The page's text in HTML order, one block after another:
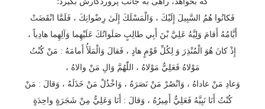
فَكانُوا هُمُ السَّبِيلَ إِلَيْكَ ، وَالْمَسْلَكَ إِلَىٰ رِضْوانِكَ ، فَلَمَّا انْقَضَتْ
أَيَّامُهُ أَقامَ وَلِيَّهُ عَلِيَّ بْنَ أَبِي طالِبٍ صَلَواتُكَ عَلَيْهِما وَآلِهِما هادِياً ،
إِذْ كانَ هُوَ الْمُنْذِرَ وَ لِكُلِّ قَوْمٍ هادٍ ، فَقالَ وَالْمَلَأُ أَمامَهُ : مَنْ كُنْتُ
مَوْلاهُ فَعَلِيٌّ مَوْلاهُ ، اللّٰهُمَّ وَالِ مَنْ والاهُ ،
وَعادِ مَنْ عاداهُ ، وَانْصُرْ مَنْ نَصَرَهُ ، وَاخْذُلْ مَنْ خَذَلَهُ ، وَقالَ : مَنْ
كُنْتُ أَنَا نَبِيَّهُ فَعَلِيٌّ أَمِيرُهُ ، وَقالَ : أَنَا وَعَلِيٌّ مِنْ شَجَرَةٍ واحِدَةٍ